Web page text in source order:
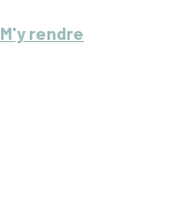
M'y rendre